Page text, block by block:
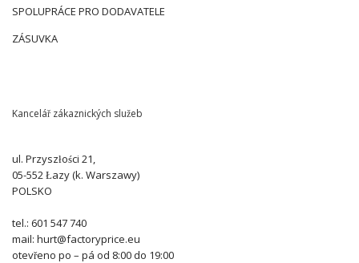
SPOLUPRÁCE PRO DODAVATELE
ZÁSUVKA
Kancelář zákaznických služeb
ul. Przyszłości 21,
05-552 Łazy (k. Warszawy)
POLSKO
tel.: 601 547 740
mail: hurt@factoryprice.eu
otevřeno po – pá od 8:00 do 19:00